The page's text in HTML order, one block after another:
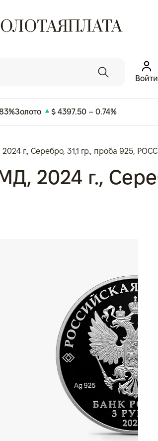
Войти
Золото $ 4397.50 – 0.74%
г., Серебро, 31,1 гр., проба 925,
2024 г.,